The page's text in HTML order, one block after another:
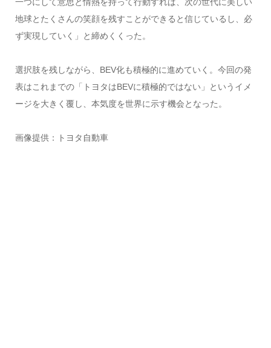
地球とたくさんの笑顔を残すことができると信じているし、必
ず実現していく」と締めくくった。
選択肢を残しながら、BEV化も積極的に進めていく。今回の発
表はこれまでの「トヨタはBEVに積極的ではない」というイメ
ージを大きく覆し、本気度を世界に示す機会となった。
画像提供：トヨタ自動車